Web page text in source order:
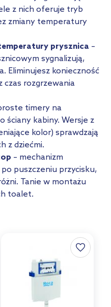
z nich oferuje tryb
zmiany temperatury
prysznica –
sygnalizują,
Eliminujesz konieczność
czas rozgrzewania
timery na
ściany kabiny. Wersje z
kolor) sprawdzają
z dziećmi.
– mechanizm
puszczeniu przycisku,
Tanie w montażu
toalet.